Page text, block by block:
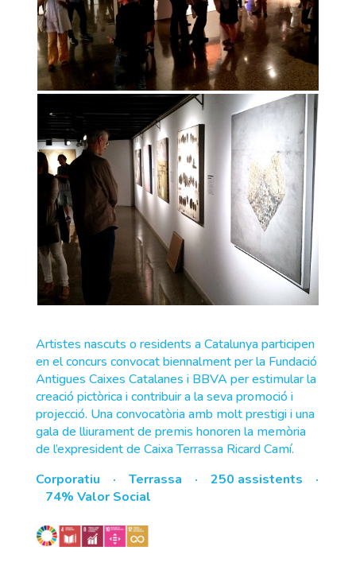
Artistes nascuts o residents a Catalunya participen
en el concurs convocat biennalment per la Fundació
Antigues Caixes Catalanes i BBVA per estimular la
creació pictòrica i contribuir a la seva promoció i
projecció. Una convocatòria amb molt prestigi i una
gala de lliurament de premis honoren la memòria
de l’expresident de Caixa Terrassa Ricard Camí.
Corporatiu · Terrassa · 250 assistents ·
74% Valor Social